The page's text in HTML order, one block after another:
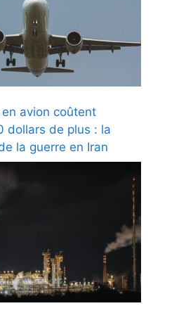
avion coûtent
dollars de plus : la
la guerre en Iran